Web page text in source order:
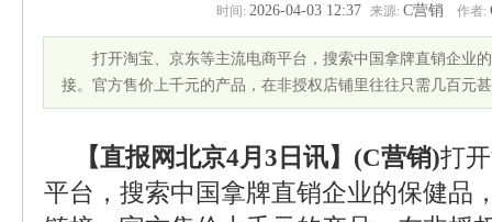
时间: 2026-04-03 12:37 来源: C营销 作者:
打开淘宝、京东等主流电商平台，搜索中国拿牌直销企业
接。官方售价上千元的产品，在非授权店铺里往往只需几百元
【直报网北京4月3日讯】(C营销)打
平台，搜索中国拿牌直销企业的保健品